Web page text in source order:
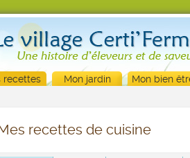
recettes Mon jardin Mon bien
recettes de cuisine